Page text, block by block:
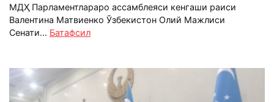
МДҲ Парламентлараро ассамблеяси кенгаши раиси
Валентина Матвиенко Ўзбекистон Олий Мажлиси
Сенати... Батафсил